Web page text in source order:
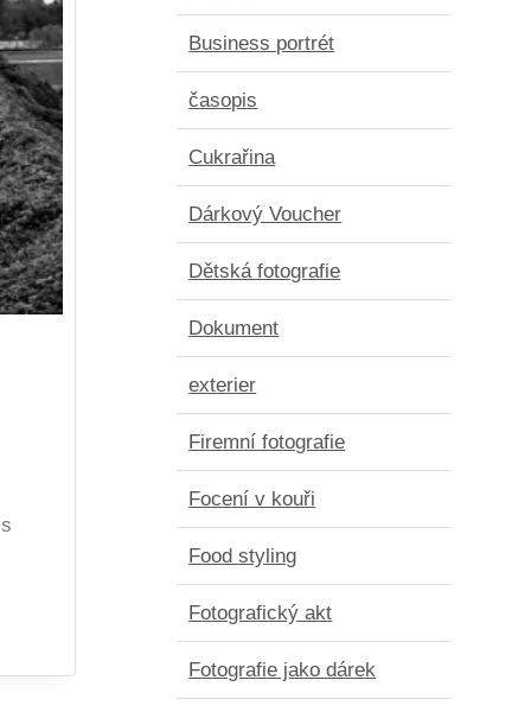
Business portrét
časopis
Cukrařina
Dárkový Voucher
Dětská fotografie
Dokument
exterier
Firemní fotografie
Focení v kouři
Food styling
Fotografický akt
Fotografie jako dárek